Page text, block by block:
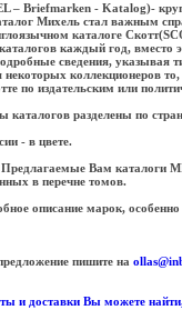
– Briefmarken - Katalog)-
Михель стал важным
каталоге
каждый год, вместо
сведения,
некоторых коллекционеров
по издательским или
каталогов разделены по
- в цвете.
Вам каталоги
в перечне томов.
описание марок,
пишите на
и доставки Вы можете